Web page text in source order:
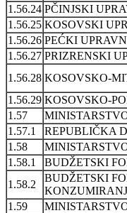
1.56.24 PČINJSKI
1.56.25 KOSOVSKI
1.56.26 PEĆKI
1.56.27 PRIZRENSKI
1.56.28 KOSOVSKO-
1.56.29 KOSOVSKO-
1.57
1.57.1
REPUBLIČKA
1.58
1.58.1
BUDŽETSKI
1.58.2
BUDŽETSKI
1.59